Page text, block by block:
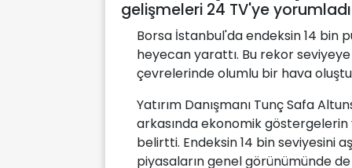
gelişmeleri 24 TV'ye
Borsa İstanbul'da endeksin 14 bin
heyecan yarattı. Bu rekor seviyeye
çevrelerinde olumlu bir hava
Yatırım Danışmanı Tunç Safa
arkasında ekonomik
belirtti. Endeksin 14 bin seviyesini
piyasaların genel görünümünde de